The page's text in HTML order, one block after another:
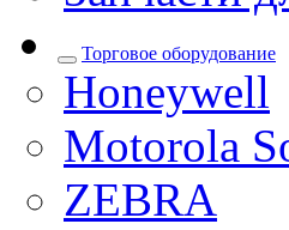
Торговое оборудование
Honeywell
Motorola
ZEBRA